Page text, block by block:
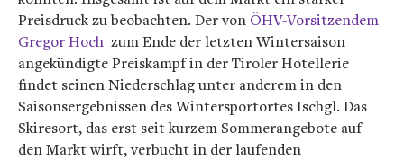
Preisdruck zu beobachten. Der von ÖHV-Vorsitzendem
Gregor Hoch zum Ende der letzten Wintersaison
angekündigte Preiskampf in der Tiroler Hotellerie
findet seinen Niederschlag unter anderem in den
Saisonsergebnissen des Wintersportortes Ischgl. Das
Skiresort, das erst seit kurzem Sommerangebote auf
den Markt wirft, verbucht in der laufenden